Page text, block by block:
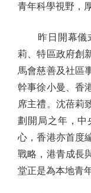
青年科學視野，
昨日開幕儀式
莉、特區政府創
馬會慈善及社區
幹事徐小曼、香
席主禮。沈蓓莉
劃開局之年，中
心，香港亦首度
戰略，港青成長
堂正是為本地青